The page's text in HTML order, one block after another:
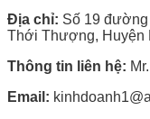
Địa chỉ: Số 19
Thới Thượng, Huyện
Thông tin liên hệ:
Email: